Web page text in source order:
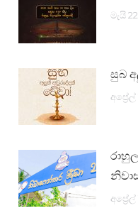
මැයි
සුබ
අප්‍රේල්
අප්‍රේල්